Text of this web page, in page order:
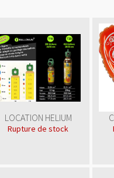
LOCATION HELIUM
Rupture de stock